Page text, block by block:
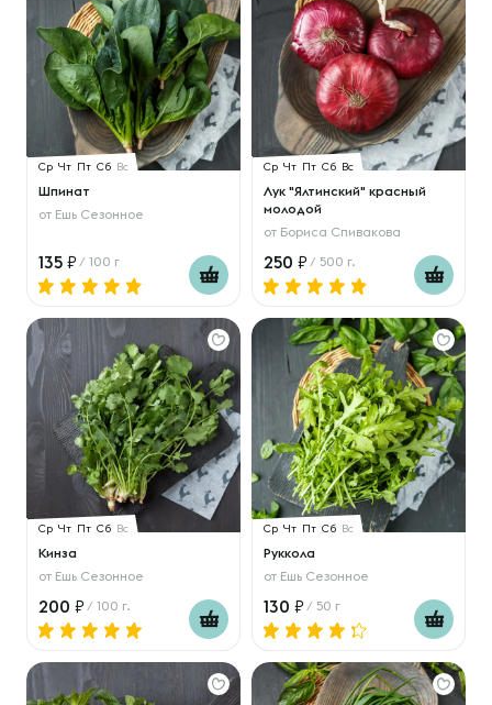
Ср Чт Пт Сб Вс
Шпинат
от Ешь Сезонное
135 / 100 г
Ср Чт Пт Сб Вс
Лук "Ялтинский" красный
молодой
от Бориса Спивакова
250 / 500 г.
Ср Чт Пт Сб Вс
Кинза
от Ешь Сезонное
200 / 100 г.
Ср Чт Пт Сб Вс
Руккола
от Ешь Сезонное
130 / 50 г